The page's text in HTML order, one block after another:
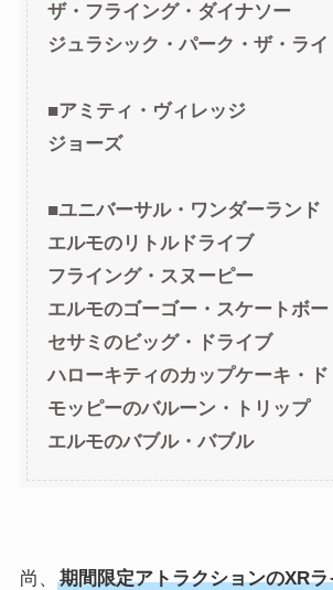
ザ・フライング・ダイナソー
ジュラシック・パーク・ザ・ライ
■アミティ・ヴィレッジ
ジョーズ
■ユニバーサル・ワンダーランド
エルモのリトルドライブ
フライング・スヌーピー
エルモのゴーゴー・スケートボー
セサミのビッグ・ドライブ
ハローキティのカップケーキ・
モッピーのバルーン・トリップ
エルモのバブル・バブル
尚、
期間限定アトラクションのXR